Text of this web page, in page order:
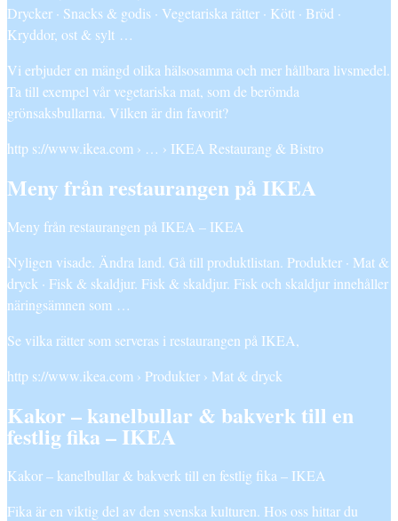
Drycker · Snacks & godis · Vegetariska rätter · Kött · Bröd ·
Kryddor, ost & sylt …
Vi erbjuder en mängd olika hälsosamma och mer hållbara livsmedel.
Ta till exempel vår vegetariska mat, som de berömda
grönsaksbullarna. Vilken är din favorit?
http s://www.ikea.com › … › IKEA Restaurang & Bistro
Meny från restaurangen på IKEA
Meny från restaurangen på IKEA – IKEA
Nyligen visade. Ändra land. Gå till produktlistan. Produkter · Mat &
dryck · Fisk & skaldjur. Fisk & skaldjur. Fisk och skaldjur innehåller
näringsämnen som …
Se vilka rätter som serveras i restaurangen på IKEA,
http s://www.ikea.com › Produkter › Mat & dryck
Kakor – kanelbullar & bakverk till en
festlig fika – IKEA
Kakor – kanelbullar & bakverk till en festlig fika – IKEA
Fika är en viktig del av den svenska kulturen. Hos oss hittar du